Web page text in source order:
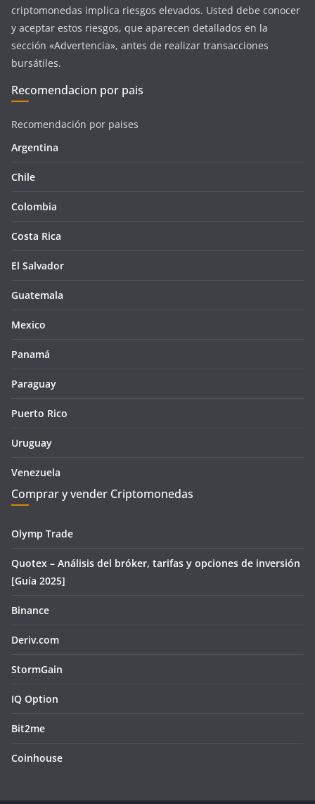
criptomonedas implica riesgos elevados. Usted debe conocer
y aceptar estos riesgos, que aparecen detallados en la
sección «Advertencia», antes de realizar transacciones
bursátiles.
Recomendacion por pais
Recomendación por paises
Argentina
Chile
Colombia
Costa Rica
El Salvador
Guatemala
Mexico
Panamá
Paraguay
Puerto Rico
Uruguay
Venezuela
Comprar y vender Criptomonedas
Olymp Trade
Quotex – Análisis del bróker, tarifas y opciones de inversión
[Guía 2025]
Binance
Deriv.com
StormGain
IQ Option
Bit2me
Coinhouse